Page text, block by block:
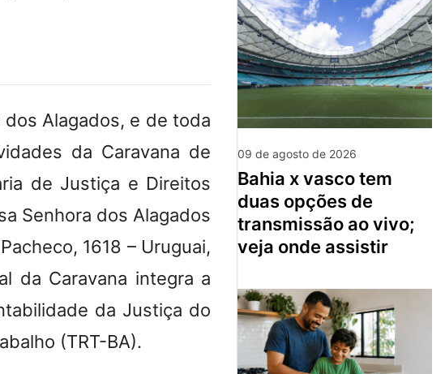
Alagados, e de toda
da Caravana de
de Justiça e Direitos
Senhora dos Alagados
1618 – Uruguai,
da Caravana integra a
da Justiça do
(TRT-BA).
09 de agosto de 2026
bahia x vasco tem
duas opções de
transmissão ao vivo;
veja onde assistir